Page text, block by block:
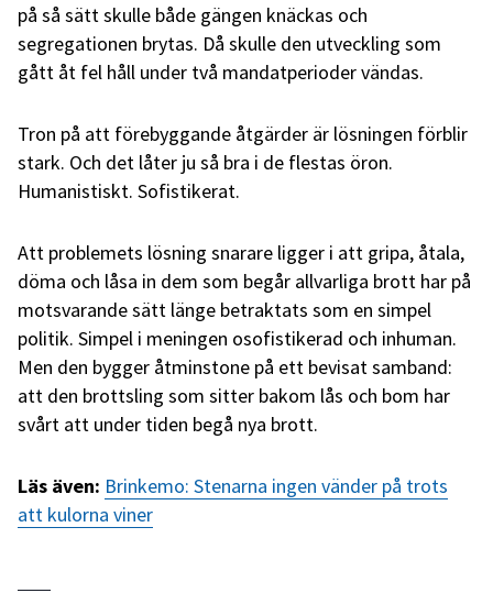
på så sätt skulle både gängen knäckas och
segregationen brytas. Då skulle den utveckling som
gått åt fel håll under två mandatperioder vändas.
Tron på att förebyggande åtgärder är lösningen förblir
stark. Och det låter ju så bra i de flestas öron.
Humanistiskt. Sofistikerat.
Att problemets lösning snarare ligger i att gripa, åtala,
döma och låsa in dem som begår allvarliga brott har på
motsvarande sätt länge betraktats som en simpel
politik. Simpel i meningen osofistikerad och inhuman.
Men den bygger åtminstone på ett bevisat samband:
att den brottsling som sitter bakom lås och bom har
svårt att under tiden begå nya brott.
Läs även: Brinkemo: Stenarna ingen vänder på trots
att kulorna viner